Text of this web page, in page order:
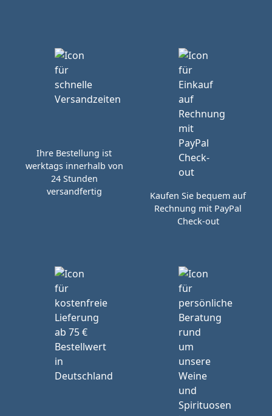
Ihre Bestellung ist
werktags innerhalb von
24 Stunden
versandfertig
Kaufen Sie bequem auf
Rechnung mit PayPal
Check-out